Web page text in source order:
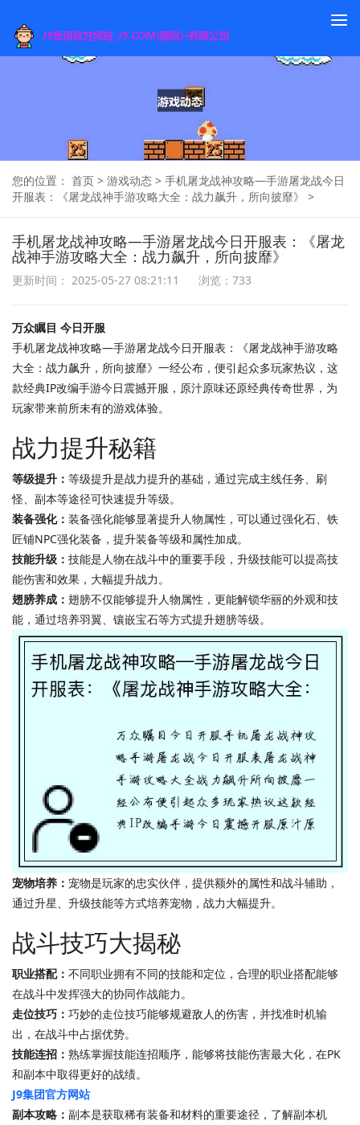
您的位置： 首页 > 游戏动态 > 手机屠龙战神攻略—手游屠龙战今日
开服表：《屠龙战神手游攻略大全：战力飙升，所向披靡》
>
手机屠龙战神攻略—手游屠龙战今日开服表：《屠龙
战神手游攻略大全：战力飙升，所向披靡》
更新时间： 2025-05-27 08:21:11 浏览：733
万众瞩目 今日开服
手机屠龙战神攻略—手游屠龙战今日开服表：《屠龙战神手游攻略
大全：战力飙升，所向披靡》一经公布，便引起众多玩家热议，这
款经典IP改编手游今日震撼开服，原汁原味还原经典传奇世界，为
玩家带来前所未有的游戏体验。
战力提升秘籍
等级提升： 等级提升是战力提升的基础，通过完成主线任务、刷
怪、副本等途径可快速提升等级。
装备强化： 装备强化能够显著提升人物属性，可以通过强化石、铁
匠铺NPC强化装备，提升装备等级和属性加成。
技能升级： 技能是人物在战斗中的重要手段，升级技能可以提高技
能伤害和效果，大幅提升战力。
翅膀养成： 翅膀不仅能够提升人物属性，更能解锁华丽的外观和技
能，通过培养羽翼、镶嵌宝石等方式提升翅膀等级。
宠物培养： 宠物是玩家的忠实伙伴，提供额外的属性和战斗辅助，
通过升星、升级技能等方式培养宠物，战力大幅提升。
战斗技巧大揭秘
职业搭配： 不同职业拥有不同的技能和定位，合理的职业搭配能够
在战斗中发挥强大的协同作战能力。
走位技巧： 巧妙的走位技巧能够规避敌人的伤害，并找准时机输
出，在战斗中占据优势。
技能连招： 熟练掌握技能连招顺序，能够将技能伤害最大化，在PK
和副本中取得更好的战绩。
J9集团官方网站
副本攻略： 副本是获取稀有装备和材料的重要途径，了解副本机